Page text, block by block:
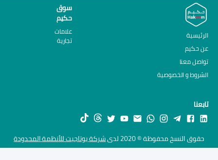
الرئيسية
عن حكيم
تواصل معنا
الشروط و الخصوصية
سوق
حكيم
علامات
تجارية
تابعنا
حقوق النسخ محفوظة © 2020 لدى شركة يوتاجيت للأنظمة المحدودة